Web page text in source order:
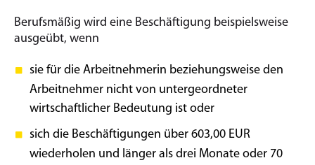
Berufsmäßig wird eine Beschäftigung beispielsweise
ausgeübt, wenn
sie für die Arbeitnehmerin beziehungsweise den
Arbeitnehmer nicht von untergeordneter
wirtschaftlicher Bedeutung ist oder
sich die Beschäftigungen über 603,00 EUR
wiederholen und länger als drei Monate oder 70